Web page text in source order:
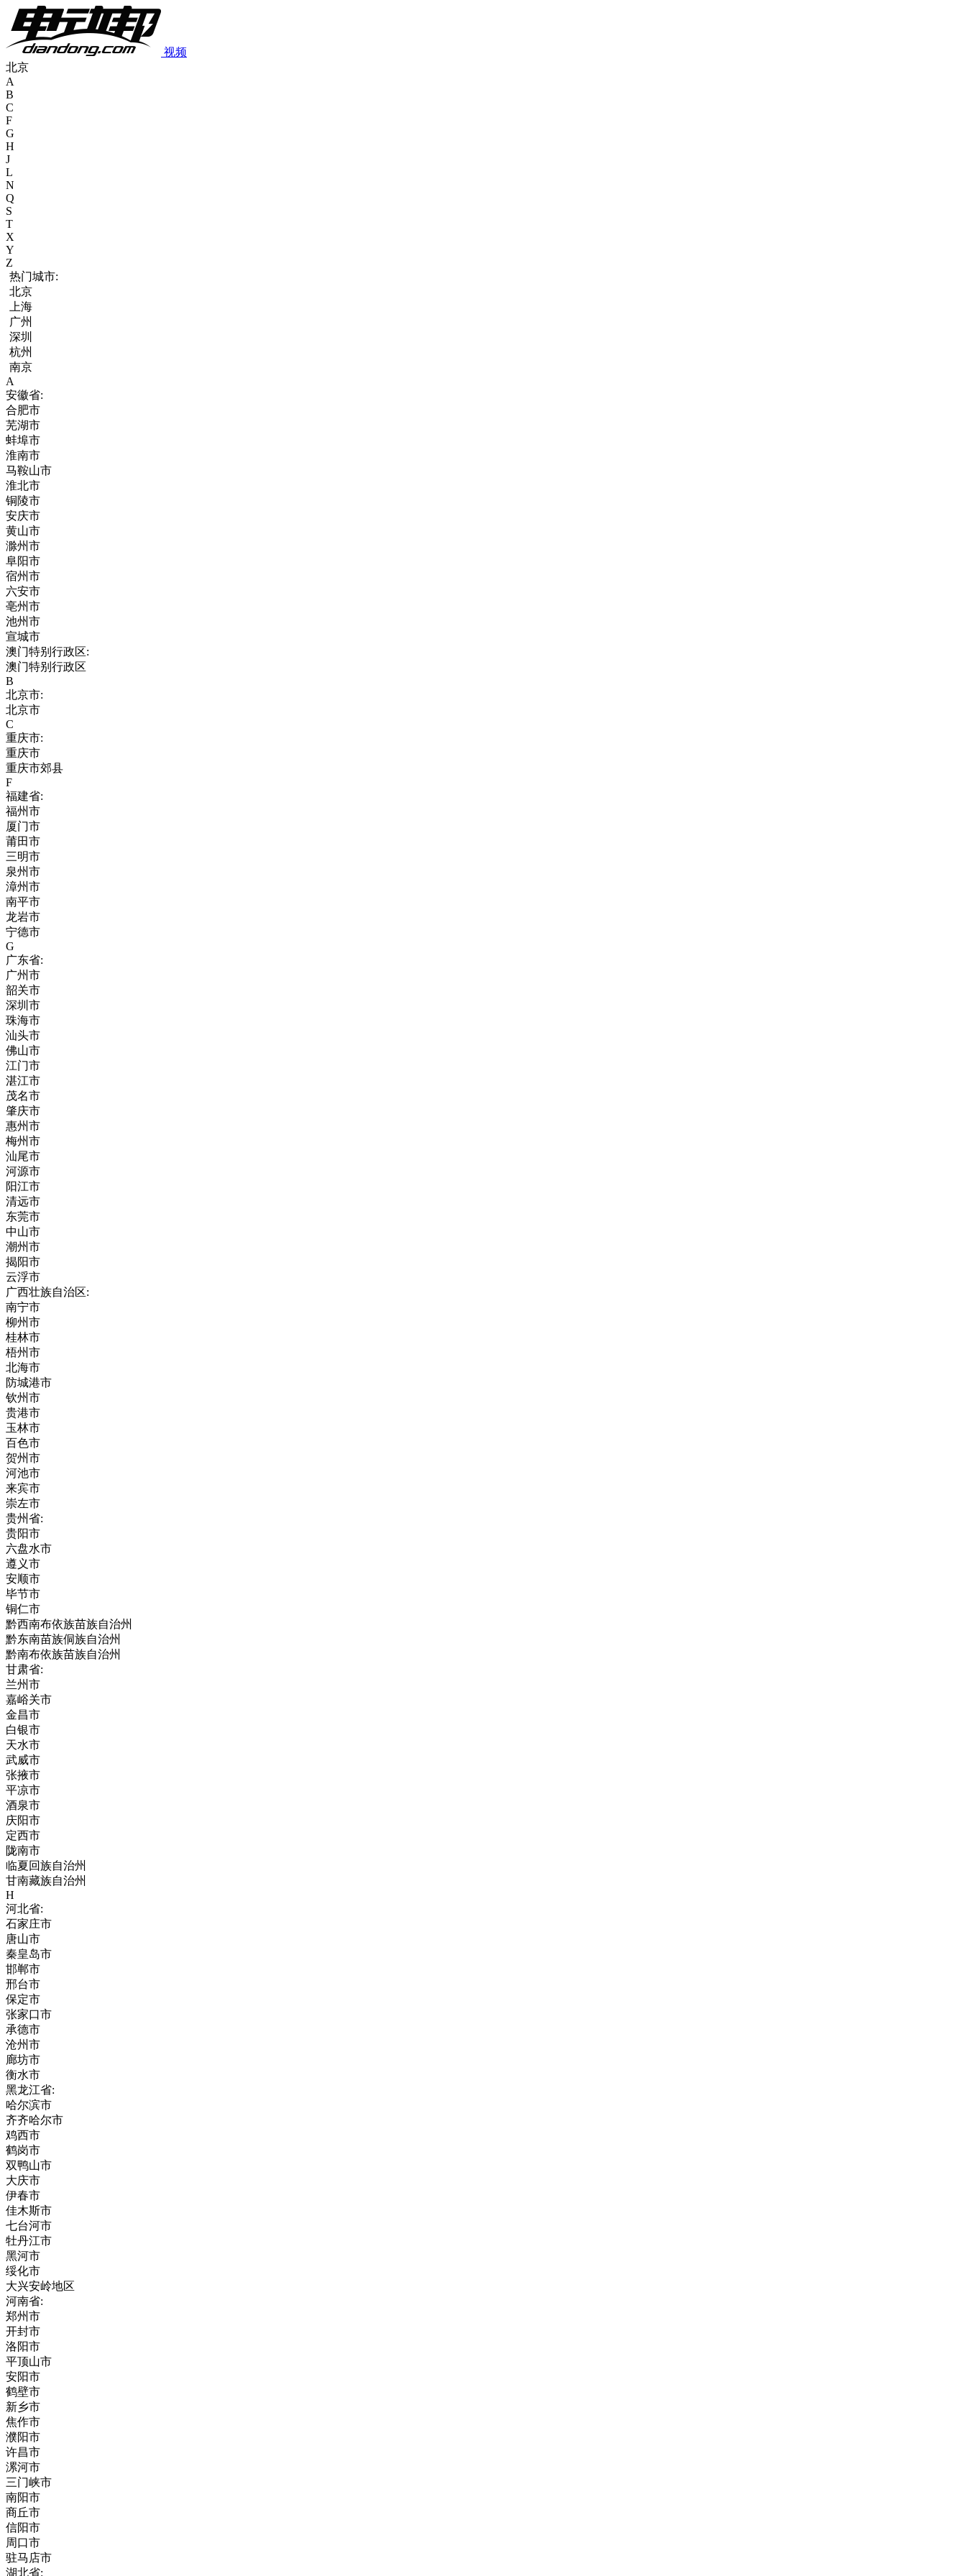
视频
北京
A
B
C
F
G
H
J
L
N
Q
S
T
X
Y
Z
热门城市:
北京
上海
广州
深圳
杭州
南京
A
安徽省:
合肥市
芜湖市
蚌埠市
淮南市
马鞍山市
淮北市
铜陵市
安庆市
黄山市
滁州市
阜阳市
宿州市
六安市
亳州市
池州市
宣城市
澳门特别行政区:
澳门特别行政区
B
北京市:
北京市
C
重庆市:
重庆市
重庆市郊县
F
福建省:
福州市
厦门市
莆田市
三明市
泉州市
漳州市
南平市
龙岩市
宁德市
G
广东省:
广州市
韶关市
深圳市
珠海市
汕头市
佛山市
江门市
湛江市
茂名市
肇庆市
惠州市
梅州市
汕尾市
河源市
阳江市
清远市
东莞市
中山市
潮州市
揭阳市
云浮市
广西壮族自治区:
南宁市
柳州市
桂林市
梧州市
北海市
防城港市
钦州市
贵港市
玉林市
百色市
贺州市
河池市
来宾市
崇左市
贵州省:
贵阳市
六盘水市
遵义市
安顺市
毕节市
铜仁市
黔西南布依族苗族自治州
黔东南苗族侗族自治州
黔南布依族苗族自治州
甘肃省:
兰州市
嘉峪关市
金昌市
白银市
天水市
武威市
张掖市
平凉市
酒泉市
庆阳市
定西市
陇南市
临夏回族自治州
甘南藏族自治州
H
河北省:
石家庄市
唐山市
秦皇岛市
邯郸市
邢台市
保定市
张家口市
承德市
沧州市
廊坊市
衡水市
黑龙江省:
哈尔滨市
齐齐哈尔市
鸡西市
鹤岗市
双鸭山市
大庆市
伊春市
佳木斯市
七台河市
牡丹江市
黑河市
绥化市
大兴安岭地区
河南省:
郑州市
开封市
洛阳市
平顶山市
安阳市
鹤壁市
新乡市
焦作市
濮阳市
许昌市
漯河市
三门峡市
南阳市
商丘市
信阳市
周口市
驻马店市
湖北省: